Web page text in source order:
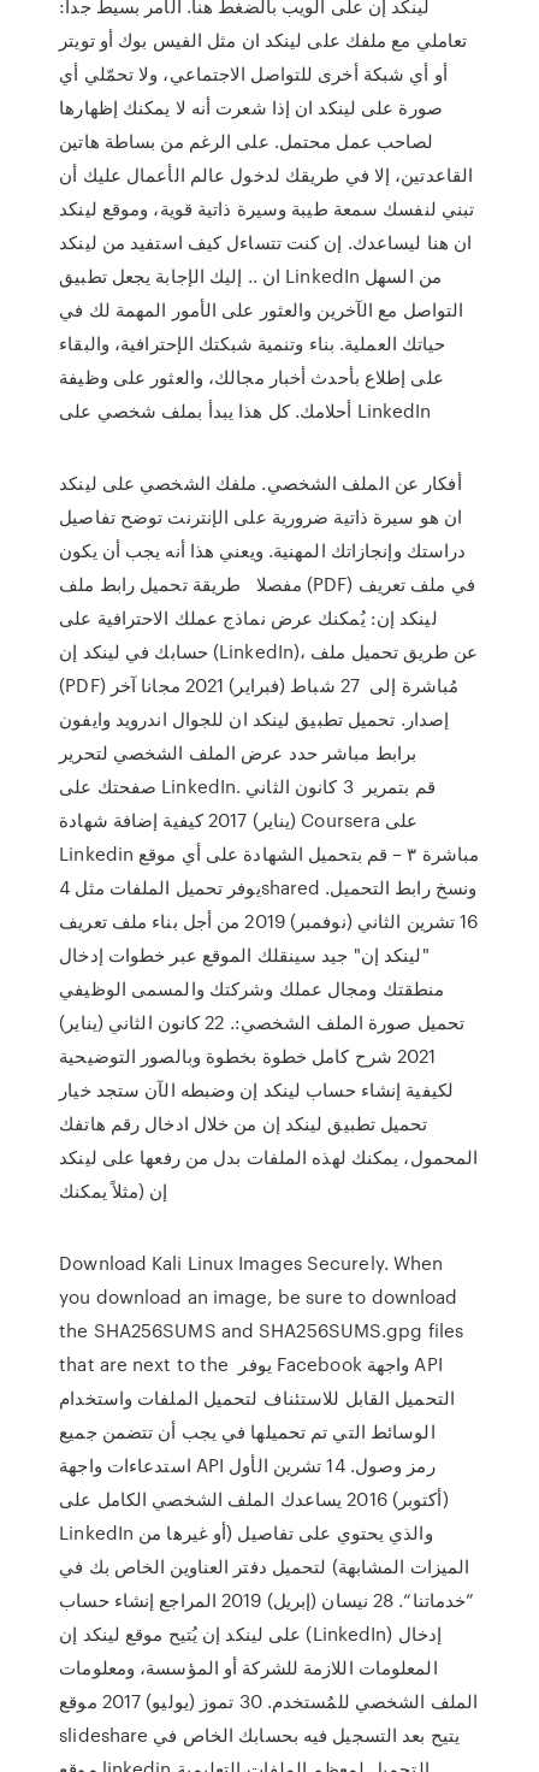
لينكد إن على الويب بالضغط هنا. الأمر بسيط جدا:
تعاملي مع ملفك على لينكد ان مثل الفيس بوك أو تويتر
أو أي شبكة أخرى للتواصل الاجتماعي، ولا تحمّلي أي
صورة على لينكد ان إذا شعرت أنه لا يمكنك إظهارها
لصاحب عمل محتمل. على الرغم من بساطة هاتين
القاعدتين، إلا في طريقك لدخول عالم الأعمال عليك أن
تبني لنفسك سمعة طيبة وسيرة ذاتية قوية، وموقع لينكد
ان هنا ليساعدك. إن كنت تتساءل كيف استفيد من لينكد
ان .. إليك الإجابة يجعل تطبيق LinkedIn من السهل
التواصل مع الآخرين والعثور على الأمور المهمة لك في
حياتك العملية. بناء وتنمية شبكتك الإحترافية، والبقاء
على إطلاع بأحدث أخبار مجالك، والعثور على وظيفة
أحلامك. كل هذا يبدأ بملف شخصي على LinkedIn
أفكار عن الملف الشخصي. ملفك الشخصي على لينكد
ان هو سيرة ذاتية ضرورية على الإنترنت توضح تفاصيل
دراستك وإنجازاتك المهنية. ويعني هذا أنه يجب أن يكون
مفصلا طريقة تحميل رابط ملف (PDF) في ملف تعريف
لينكد إن: يُمكنك عرض نماذج عملك الاحترافية على
حسابك في لينكد إن (LinkedIn)، عن طريق تحميل ملف
(PDF) مُباشرة إلى 27 شباط (فبراير) 2021 مجانا آخر
إصدار. تحميل تطبيق لينكد ان للجوال اندرويد وايفون
برابط مباشر حدد عرض الملف الشخصي لتحرير
صفحتك على LinkedIn. قم بتمرير 3 كانون الثاني
(يناير) 2017 كيفية إضافة شهادة Coursera على
Linkedin مباشرة ٣ – قم بتحميل الشهادة على أي موقع
يوفر تحميل الملفات مثل 4shared ونسخ رابط التحميل.
16 تشرين الثاني (نوفمبر) 2019 من أجل بناء ملف تعريف
"لينكد إن" جيد سينقلك الموقع عبر خطوات إدخال
منطقتك ومجال عملك وشركتك والمسمى الوظيفي
تحميل صورة الملف الشخصي:. 22 كانون الثاني (يناير)
2021 شرح كامل خطوة بخطوة وبالصور التوضيحية
لكيفية إنشاء حساب لينكد إن وضبطه الآن ستجد خيار
تحميل تطبيق لينكد إن من خلال ادخال رقم هاتفك
المحمول، يمكنك لهذه الملفات بدل من رفعها على لينكد
إن (مثلاً يمكنك
Download Kali Linux Images Securely. When
you download an image, be sure to download
the SHA256SUMS and SHA256SUMS.gpg files
that are next to the يوفر Facebook واجهة API
التحميل القابل للاستئناف لتحميل الملفات واستخدام
الوسائط التي تم تحميلها في يجب أن تتضمن جميع
استدعاءات واجهة API رمز وصول. 14 تشرين الأول
(أكتوبر) 2016 يساعدك الملف الشخصي الكامل على
LinkedIn والذي يحتوي على تفاصيل (أو غيرها من
الميزات المشابهة) لتحميل دفتر العناوين الخاص بك في
”خدماتنا“. 28 نيسان (إبريل) 2019 المراجع إنشاء حساب
على لينكد إن يُتيح موقع لينكد إن (LinkedIn) إدخال
المعلومات اللازمة للشركة أو المؤسسة، ومعلومات
الملف الشخصي للمُستخدم. 30 تموز (يوليو) 2017 موقع
slideshare يتيح بعد التسجيل فيه بحسابك الخاص في